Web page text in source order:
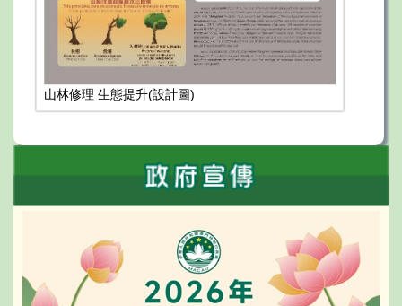
山林修理 生態提升(設計圖)